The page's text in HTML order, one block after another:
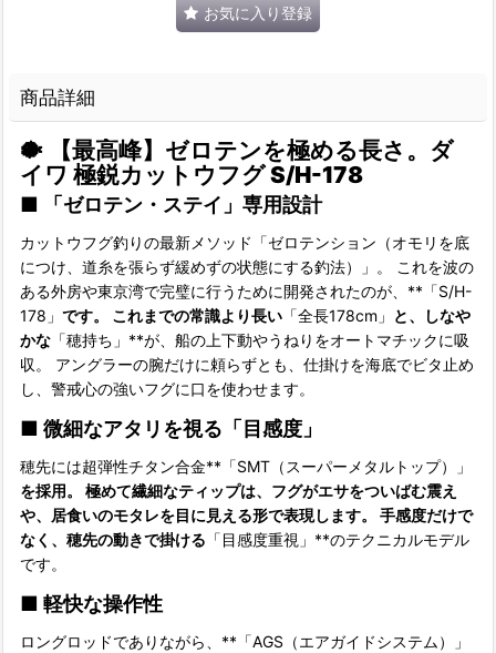
お気に入り登録
商品詳細
🐡
【最高峰】ゼロテンを極める長さ。ダ
イワ 極鋭カットウフグ S/H-178
■ 「ゼロテン・ステイ」専用設計
カットウフグ釣りの最新メソッド「ゼロテンション（オモリを底
につけ、道糸を張らず緩めずの状態にする釣法）」。 これを波の
ある外房や東京湾で完璧に行うために開発されたのが、**「S/H-
178」 です。 これまでの常識より長い 「全長178cm」 と、しなや
かな 「穂持ち」**が、船の上下動やうねりをオートマチックに吸
収。 アングラーの腕だけに頼らずとも、仕掛けを海底でビタ止め
し、警戒心の強いフグに口を使わせます。
■ 微細なアタリを視る「目感度」
穂先には超弾性チタン合金**「SMT（スーパーメタルトップ）」
を採用。 極めて繊細なティップは、フグがエサをついばむ震え
や、居食いのモタレを目に見える形で表現します。 手感度だけで
なく、穂先の動きで掛ける 「目感度重視」**のテクニカルモデル
です。
■ 軽快な操作性
ロングロッドでありながら、**「AGS（エアガイドシステム）」